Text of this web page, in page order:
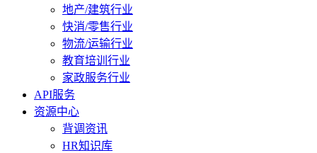
地产/建筑行业
快消/零售行业
物流/运输行业
教育培训行业
家政服务行业
API服务
资源中心
背调资讯
HR知识库